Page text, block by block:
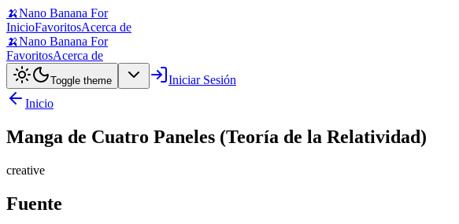
🍌Nano Banana For
InicioFavoritosAcerca de
🍌Nano Banana For
FavoritosAcerca de
Toggle theme
Iniciar Sesión
Inicio
Manga de Cuatro Paneles (Teoría de la Relatividad)
creative
Fuente